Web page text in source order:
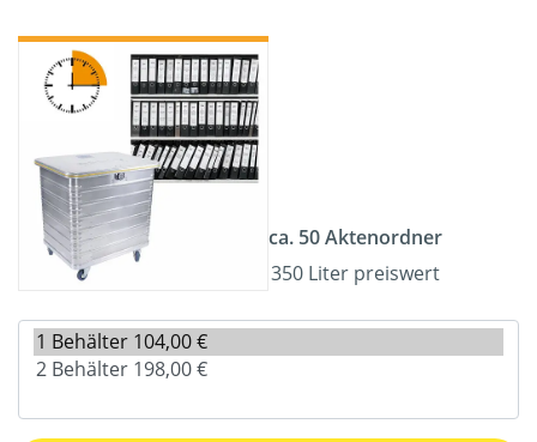
ca. 50 Aktenordner
350 Liter preiswert